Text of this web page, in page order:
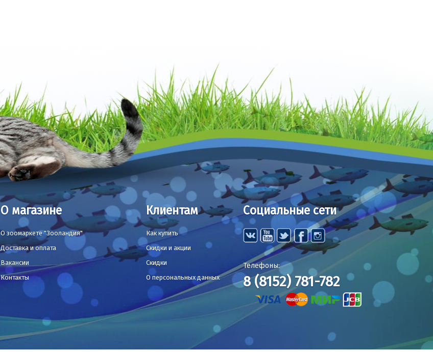
О магазине
О зоомаркете "Зооландия"
Доставка и оплата
Вакансии
Контакты
Клиентам
Как купить
Скидки и акции
Скидки
О персональных данных
Социальные сети
Телефоны:
8 (8152) 781-782